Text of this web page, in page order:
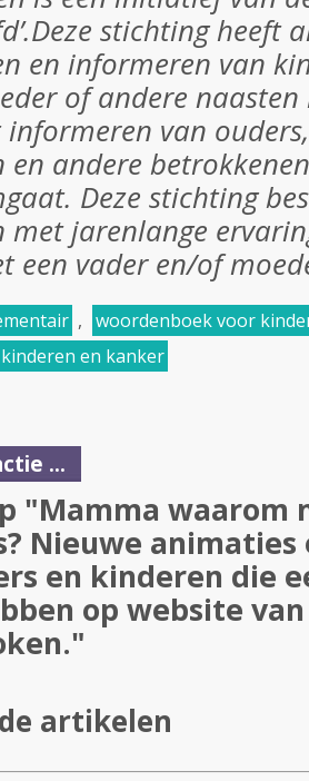
stichting heeft
en informeren van
of andere
van
en andere
Deze stichting
met jarenlange
een vader en/of
, woordenboek voor
kinderen en kanker
...
"Mamma waarom
Nieuwe
en kinderen die
op website
artikelen